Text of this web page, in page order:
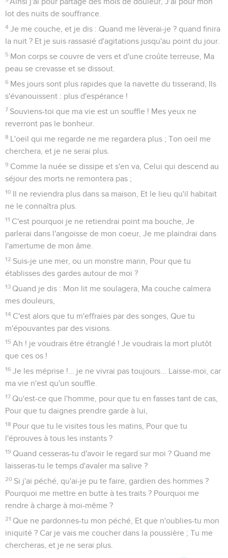
lot des nuits de souffrance.
4 Je me couche, et je dis : Quand me lèverai-je ? quand finira
la nuit ? Et je suis rassasié d'agitations jusqu'au point du jour.
5 Mon corps se couvre de vers et d'une croûte terreuse, Ma
peau se crevasse et se dissout.
6 Mes jours sont plus rapides que la navette du tisserand, Ils
s'évanouissent : plus d'espérance !
7 Souviens-toi que ma vie est un souffle ! Mes yeux ne
reverront pas le bonheur.
8 L'oeil qui me regarde ne me regardera plus ; Ton oeil me
cherchera, et je ne serai plus.
9 Comme la nuée se dissipe et s'en va, Celui qui descend au
séjour des morts ne remontera pas ;
10 Il ne reviendra plus dans sa maison, Et le lieu qu'il habitait
ne le connaîtra plus.
11 C'est pourquoi je ne retiendrai point ma bouche, Je
parlerai dans l'angoisse de mon coeur, Je me plaindrai dans
l'amertume de mon âme.
12 Suis-je une mer, ou un monstre marin, Pour que tu
établisses des gardes autour de moi ?
13 Quand je dis : Mon lit me soulagera, Ma couche calmera
mes douleurs,
14 C'est alors que tu m'effraies par des songes, Que tu
m'épouvantes par des visions.
15 Ah ! je voudrais être étranglé ! Je voudrais la mort plutôt
que ces os !
16 Je les méprise !... je ne vivrai pas toujours... Laisse-moi, car
ma vie n'est qu'un souffle.
17 Qu'est-ce que l'homme, pour que tu en fasses tant de cas,
Pour que tu daignes prendre garde à lui,
18 Pour que tu le visites tous les matins, Pour que tu
l'éprouves à tous les instants ?
19 Quand cesseras-tu d'avoir le regard sur moi ? Quand me
laisseras-tu le temps d'avaler ma salive ?
20 Si j'ai péché, qu'ai-je pu te faire, gardien des hommes ?
Pourquoi me mettre en butte à tes traits ? Pourquoi me
rendre à charge à moi-même ?
21 Que ne pardonnes-tu mon péché, Et que n'oublies-tu mon
iniquité ? Car je vais me coucher dans la poussière ; Tu me
chercheras, et je ne serai plus.